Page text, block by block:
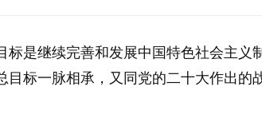
是继续完善和发展中国特色社会主义
标一脉相承，又同党的二十大作出的